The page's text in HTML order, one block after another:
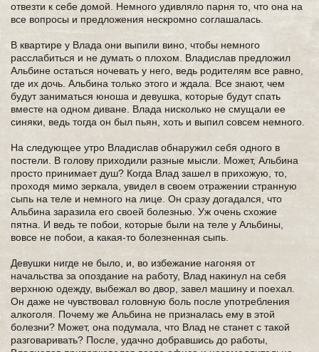
отвезти к себе домой. Немного удивляло парня то, что она на
все вопросы и предложения нескромно соглашалась.
В квартире у Влада они выпили вино, чтобы немного
расслабиться и не думать о плохом. Владислав предложил
Альбине остаться ночевать у него, ведь родителям все равно,
где их дочь. Альбина только этого и ждала. Все знают, чем
будут заниматься юноша и девушка, которые будут спать
вместе на одном диване. Влада нисколько не смущали ее
синяки, ведь тогда он был пьян, хоть и выпил совсем немного.
На следующее утро Владислав обнаружил себя одного в
постели. В голову приходили разные мысли. Может, Альбина
просто принимает душ? Когда Влад зашел в прихожую, то,
проходя мимо зеркала, увидел в своем отражении странную
сыпь на теле и немного на лице. Он сразу догадался, что
Альбина заразила его своей болезнью. Уж очень схожие
пятна. И ведь те побои, которые были на теле у Альбины,
вовсе не побои, а какая-то болезненная сыпь.
Девушки нигде не было, и, во избежание нагоняя от
начальства за опоздание на работу, Влад накинул на себя
верхнюю одежду, выбежал во двор, завел машину и поехал.
Он даже не чувствовал головную боль после употребления
алкоголя. Почему же Альбина не призналась ему в этой
болезни? Может, она подумала, что Влад не станет с такой
разговаривать? После, удачно добравшись до работы,